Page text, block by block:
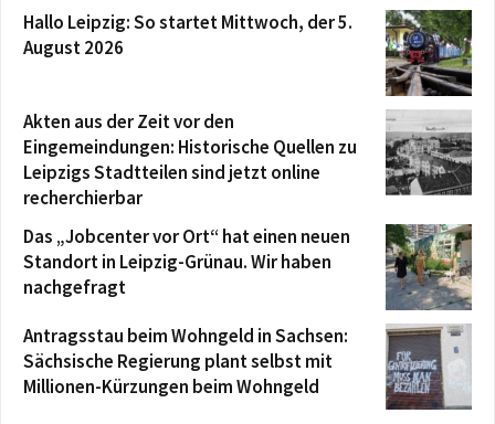
Hallo Leipzig: So startet Mittwoch, der 5.
August 2026
Akten aus der Zeit vor den
Eingemeindungen: Historische Quellen zu
Leipzigs Stadtteilen sind jetzt online
recherchierbar
Das „Jobcenter vor Ort“ hat einen neuen
Standort in Leipzig-Grünau. Wir haben
nachgefragt
Antragsstau beim Wohngeld in Sachsen:
Sächsische Regierung plant selbst mit
Millionen-Kürzungen beim Wohngeld